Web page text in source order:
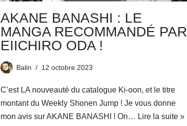
AKANE BANASHI : LE
MANGA RECOMMANDÉ PAR
EIICHIRO ODA !
Balin 12 octobre 2023
C’est LA nouveauté du catalogue Ki-oon, et le titre
montant du Weekly Shonen Jump ! Je vous donne
mon avis sur AKANE BANASHI ! On… Lire la suite »